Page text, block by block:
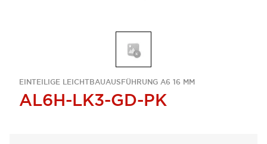
EINTEILIGE LEICHTBAUAUSFÜHRUNG A6 16 MM
AL6H-LK3-GD-PK